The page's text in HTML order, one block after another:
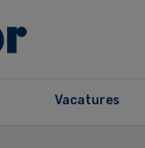
Vacatures